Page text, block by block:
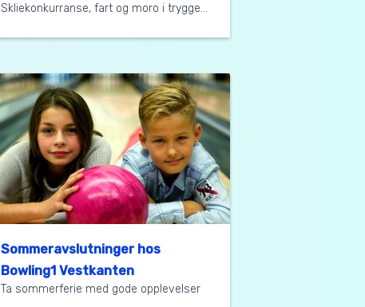
Skliekonkurranse, fart og moro i trygge...
Sommeravslutninger hos
Bowling1 Vestkanten
Ta sommerferie med gode opplevelser